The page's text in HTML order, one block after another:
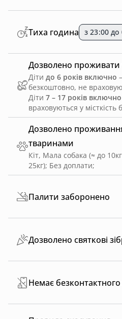
Дозволено
тваринами
Кіт, Мала собака (≈ до
25кг); Без доплати;
Дозволено проживати
Діти до 6 років включно
безкоштовно, не
Діти 7 – 17 років включно
враховуються у місткість
Тиха година з 23:00 до
Палити заборонено
Дозволено святкові
Немає